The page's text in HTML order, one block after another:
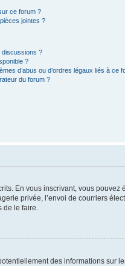
ce forum ?
jointes ?
discussions ?
?
d’abus ou d’ordres légaux liés à ce
du forum ?
En vous inscrivant, vous pouvez
privée, l’envoi de courriers
de le faire.
des informations sur